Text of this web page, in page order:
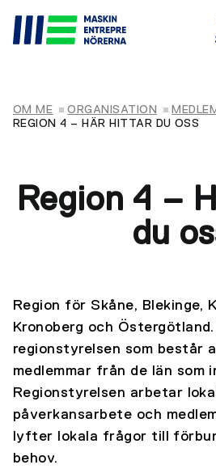
OM ME ORGANISATION
REGION 4 – HÄR HITTAR DU OSS
Region 4 –
du
Region för Skåne, Blekinge,
Kronoberg och
regionstyrelsen som består
medlemmar från de län som
Regionstyrelsen arbetar
påverkansarbete och
lyfter lokala frågor till
behov.